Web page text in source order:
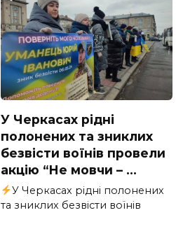
У Черкасах рідні
полонених та зниклих
безвісти воїнів провели
акцію “Не мовчи – …
У Черкасах рідні полонених
та зниклих безвісти воїнів